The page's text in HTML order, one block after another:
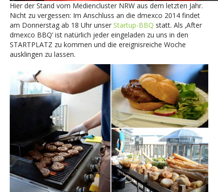
Hier der Stand vom Mediencluster NRW aus dem letzten Jahr.
Nicht zu vergessen: Im Anschluss an die dmexco 2014 findet
am Donnerstag ab 18 Uhr unser Startup-BBQ statt. Als ‚After
dmexco BBQ‘ ist natürlich jeder eingeladen zu uns in den
STARTPLATZ zu kommen und die ereignisreiche Woche
ausklingen zu lassen.